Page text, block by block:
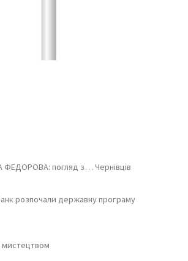
погляд з… Чернівців
розпочали державну програму
мистецтвом